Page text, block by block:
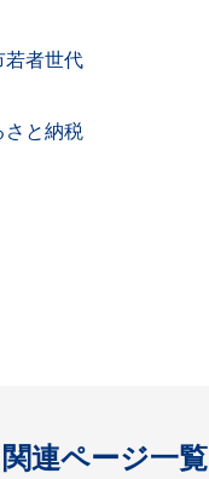
若者世代
さと納税
関連ページ一覧
開く